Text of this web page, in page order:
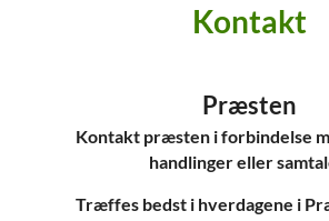
Kontakt
Præsten
Kontakt præsten i forbindelse
handlinger eller
Træffes bedst i hverdagene i